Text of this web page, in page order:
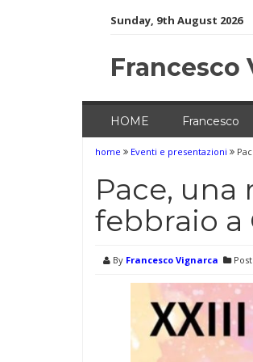
Sunday, 9th August 2026
Francesco
HOME Francesco
home Eventi e presentazioni
Pace, una
febbraio a
By Francesco Vignarca